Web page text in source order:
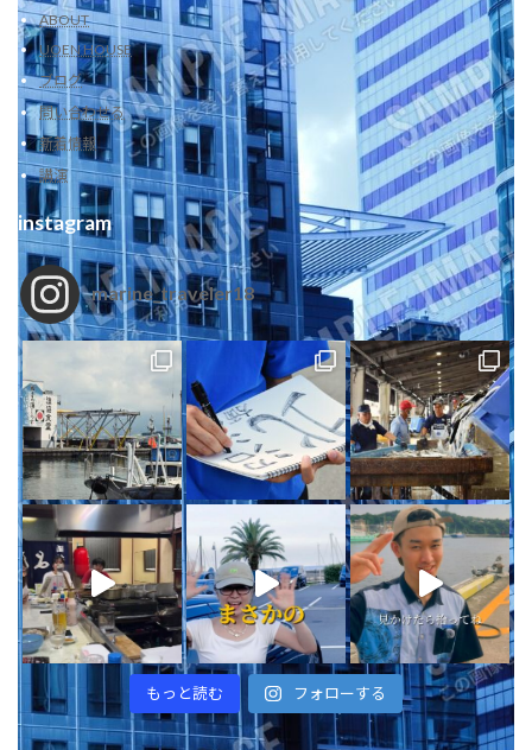
ABOUT
UOEN HOUSE
ブログ
問い合わせる
新着情報
講演
instagram
marine_traveler18
もっと読む フォローする